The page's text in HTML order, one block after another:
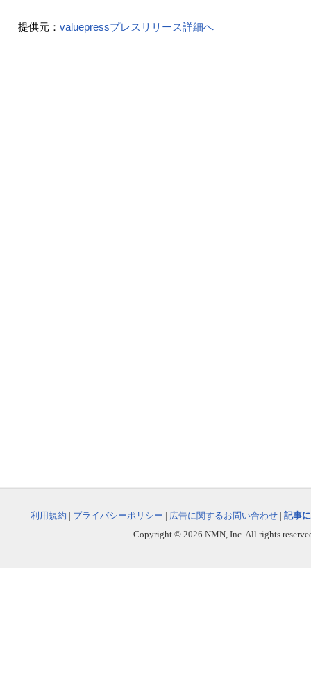
提供元： valuepressプレスリリース詳細へ
利用規約 | プライバシーポリシー | 広告に関するお問い合わせ | 記事
Copyright © 2026 NMN, Inc. All rights